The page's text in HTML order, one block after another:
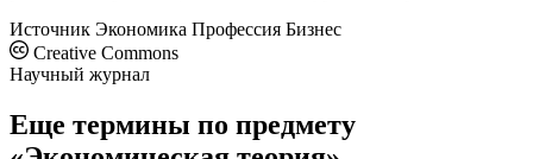
Источник Экономика Профессия Бизнес
Creative Commons
Научный журнал
Еще термины по предмету